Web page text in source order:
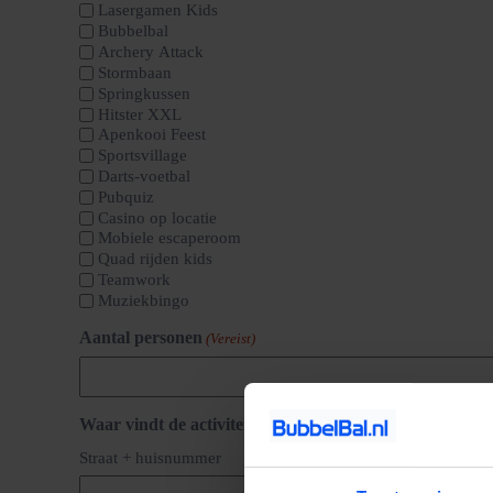
Lasergamen Kids
Bubbelbal
Archery Attack
Stormbaan
Springkussen
Hitster XXL
Apenkooi Feest
Sportsvillage
Darts-voetbal
Pubquiz
Casino op locatie
Mobiele escaperoom
Quad rijden kids
Teamwork
Muziekbingo
Aantal personen (Vereist)
Waar vindt de activiteit plaats? (Vereist)
Straat + huisnummer